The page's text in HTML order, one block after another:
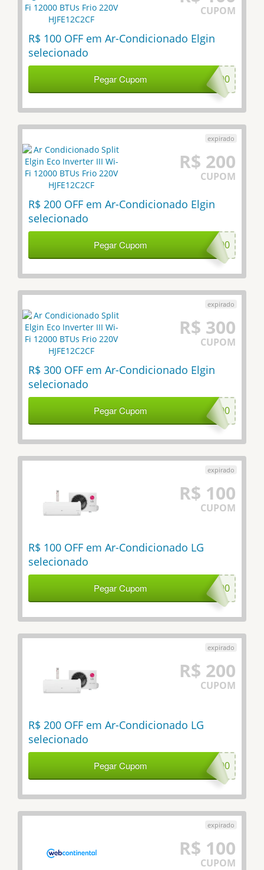
CUPOM
R$ 100 OFF em Ar-Condicionado Elgin
selecionado
Pegar Cupom ELG100
R$ 200
CUPOM
R$ 200 OFF em Ar-Condicionado Elgin
selecionado
Pegar Cupom ELG200
R$ 300
CUPOM
R$ 300 OFF em Ar-Condicionado Elgin
selecionado
Pegar Cupom ELG300
R$ 100
CUPOM
R$ 100 OFF em Ar-Condicionado LG
selecionado
Pegar Cupom LG100
R$ 200
CUPOM
R$ 200 OFF em Ar-Condicionado LG
selecionado
Pegar Cupom LG200
R$ 100
CUPOM